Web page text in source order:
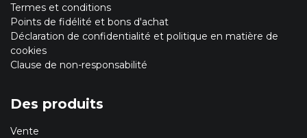
Termes et conditions
Points de fidélité et bons d'achat
Déclaration de confidentialité et politique en matière de
cookies
Clause de non-responsabilité
Des produits
Vente